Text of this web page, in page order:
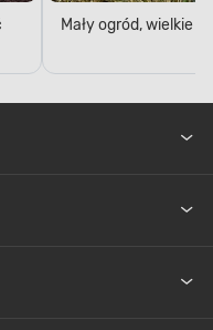
Mały ogród, wielkie